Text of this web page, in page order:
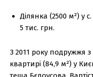
Ділянка (2500 м²) у
5 тис. грн.
З 2011 року подружжя
квартирі (84,9 м²) у